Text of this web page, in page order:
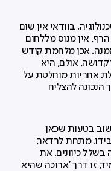
בוודאי אין שום
אין מנוס מללחום
אכן מלחמת קודש
אולם, היא
אחריות מוחלטת על
להצליח
בטעות שכאן
מתחת לרדאר,
כיוונים. את
זו דרך 'ארוכה שהיא